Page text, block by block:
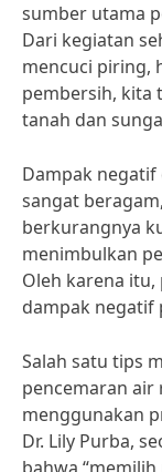
sumber utama
Dari kegiatan
mencuci piring,
pembersih, kita
tanah dan
Dampak
sangat
berkurangnya
menimbulkan
Oleh karena
dampak negatif
Salah satu tips
pencemaran air
menggunakan
Dr. Lily Purba,